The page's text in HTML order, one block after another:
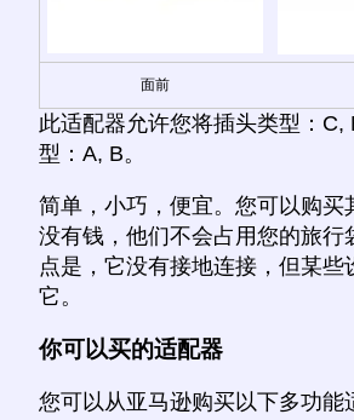
面前
此适配器允许您将插头类型：C,
型：A, B。
简单，小巧，便宜。您可以购买
没有钱，他们不会占用您的旅行
点是，它没有接地连接，但某些
它。
你可以买的适配器
您可以从亚马逊购买以下多功能